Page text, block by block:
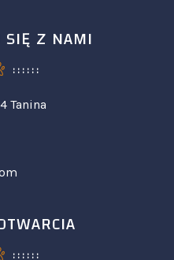
SIĘ Z NAMI
Tanina